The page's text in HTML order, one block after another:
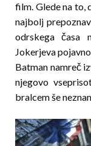
film. Glede na to,
najbolj
odrskega časa
Jokerjeva
Batman namreč
njegovo
bralcem še